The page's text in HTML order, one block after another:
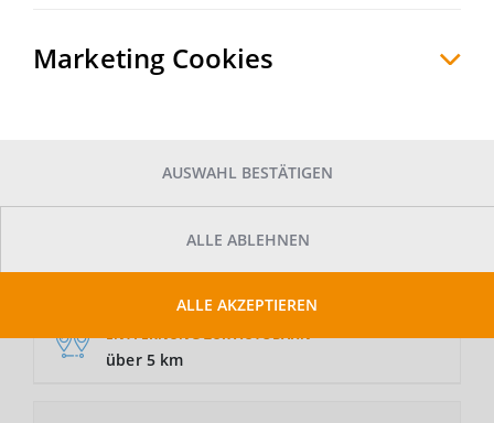
Auf Anfrage
ENTFERNUNG ZUR AUTOBAHN
über 5 km
Marketing Cookies
AUSWAHL BESTÄTIGEN
ALLE ABLEHNEN
ALLE AKZEPTIEREN